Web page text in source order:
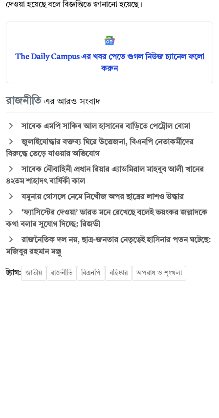
দেওয়া হয়েছে বলে বিজ্ঞপ্তিতে জানানো হয়েছে।
The Daily Campus এর খবর পেতে গুগল নিউজ চ্যানেল ফলো
করুন
রাজনীতি এর আরও সংবাদ
সাবেক এমপি সাকিব আল হাসানের বাড়িতে পেট্রোল বোমা
জুলাইযোদ্ধার বক্তব্য ঘিরে উত্তেজনা, বিএনপি নেতাকর্মীদের
বিরুদ্ধে তেড়ে যাওয়ার অভিযোগ
সাবেক নৌবাহিনী প্রধান রিয়ার এ্যাডমিরাল মাহবুব আলী খানের
৪২তম শাহাদৎ বার্ষিকী কাল
যমুনায় গোসলে নেমে নিখোঁজ অপর ছাত্রের লাশও উদ্ধার
‘ফ্যাসিস্টের দেওয়া’ ভারত মনে রেখেছে বলেই ভয়ংকর জল্লাদকে
কথা বলার সুযোগ দিচ্ছে: রিজভী
রাজনৈতিক দল নয়, ছাত্র-জনতার নেতৃত্বেই হাসিনার পতন ঘটেছে:
মজিবুর রহমান মঞ্জু
ট্যাগ: জাতীয় রাজনীতি বিএনপি বহিষ্কার অপরাধ ও শৃংখলা